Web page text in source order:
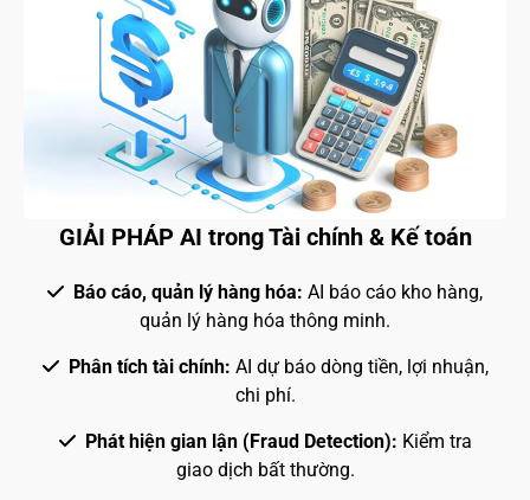
GIẢI PHÁP AI trong Tài chính & Kế toán
Báo cáo, quản lý hàng hóa: AI báo cáo kho hàng,
quản lý hàng hóa thông minh.
Phân tích tài chính: AI dự báo dòng tiền, lợi nhuận,
chi phí.
Phát hiện gian lận (Fraud Detection): Kiểm tra
giao dịch bất thường.